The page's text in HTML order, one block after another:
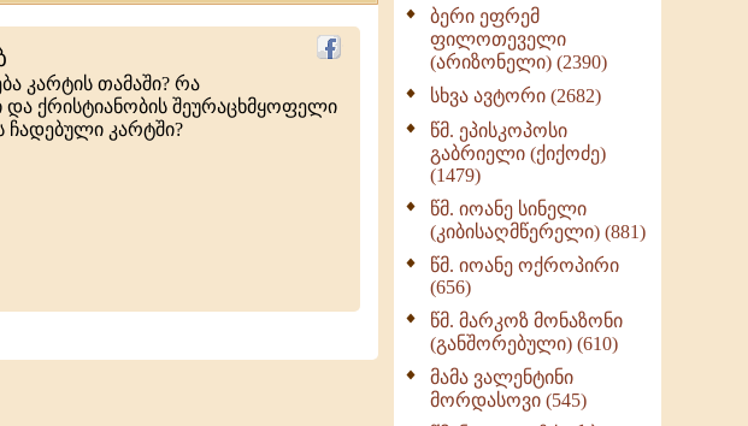
კარტის თამაში? რა
და ქრისტიანობის შეურაცხმყოფელი
ჩადებული კარტში?
ქადაგებანი გაბრიელ
ეპისკოპოსისა - II ტომი
(370)
სულიერი ცხოვრების
სახელმძღვანელო -
ნაწილი II (369)
ღმერთი და ადამიანები
(287)
ბერის დიადემა (278)
მონაზვნური
გამოცდილების
ოთხი ასეული თავი
სიყვარულის შესახებ
(259)
ბერი ეფრემ
ფილოთეველი
(არიზონელი) (2390)
სხვა ავტორი (2682)
წმ. ეპისკოპოსი
გაბრიელი (ქიქოძე)
(1479)
წმ. იოანე სინელი
(კიბისაღმწერელი) (881)
წმ. იოანე ოქროპირი
(656)
წმ. მარკოზ მონაზონი
(განშორებული) (610)
მამა ვალენტინი
მორდასოვი (545)